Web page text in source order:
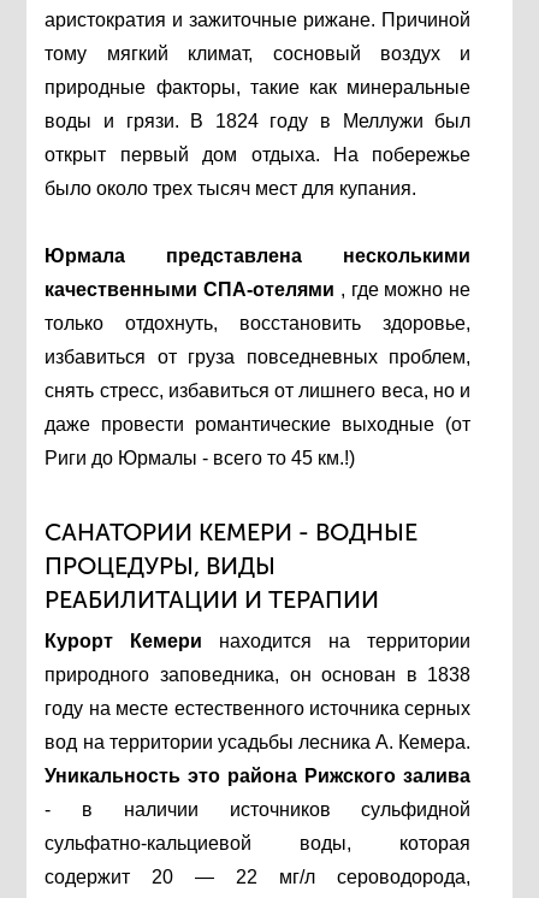
аристократия и зажиточные рижане. Причиной
тому мягкий климат, сосновый воздух и
природные факторы, такие как минеральные
воды и грязи. В 1824 году в Меллужи был
открыт первый дом отдыха. На побережье
было около трех тысяч мест для купания.
Юрмала представлена несколькими
качественными СПА-отелями , где можно не
только отдохнуть, восстановить здоровье,
избавиться от груза повседневных проблем,
снять стресс, избавиться от лишнего веса, но и
даже провести романтические выходные (от
Риги до Юрмалы - всего то 45 км.!)
САНАТОРИИ КЕМЕРИ - ВОДНЫЕ
ПРОЦЕДУРЫ, ВИДЫ
РЕАБИЛИТАЦИИ И ТЕРАПИИ
Курорт Кемери
находится на территории
природного заповедника, он основан в 1838
году на месте естественного источника серных
вод на территории усадьбы лесника А. Кемера.
Уникальность это района Рижского залива
- в наличии источников сульфидной
сульфатно-кальциевой воды, которая
содержит 20 — 22 мг/л сероводорода,